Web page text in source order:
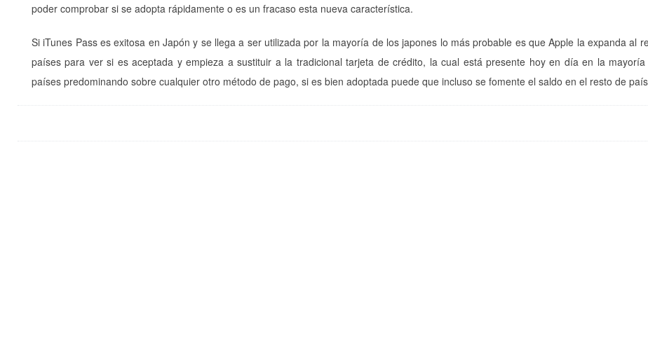
poder comprobar si se adopta rápidamente o es un fracaso esta nueva característica.
Si iTunes Pass es exitosa en Japón y se llega a ser utilizada por la mayoría de los japones lo más probable es que Apple la expanda al
países para ver si es aceptada y empieza a sustituir a la tradicional tarjeta de crédito, la cual está presente hoy en día en la
países predominando sobre cualquier otro método de pago, si es bien adoptada puede que incluso se fomente el saldo en el resto de